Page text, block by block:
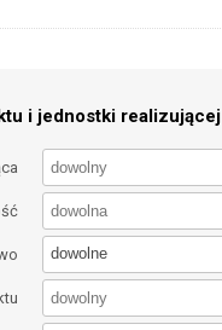
i jednostki realizującej
dowolne